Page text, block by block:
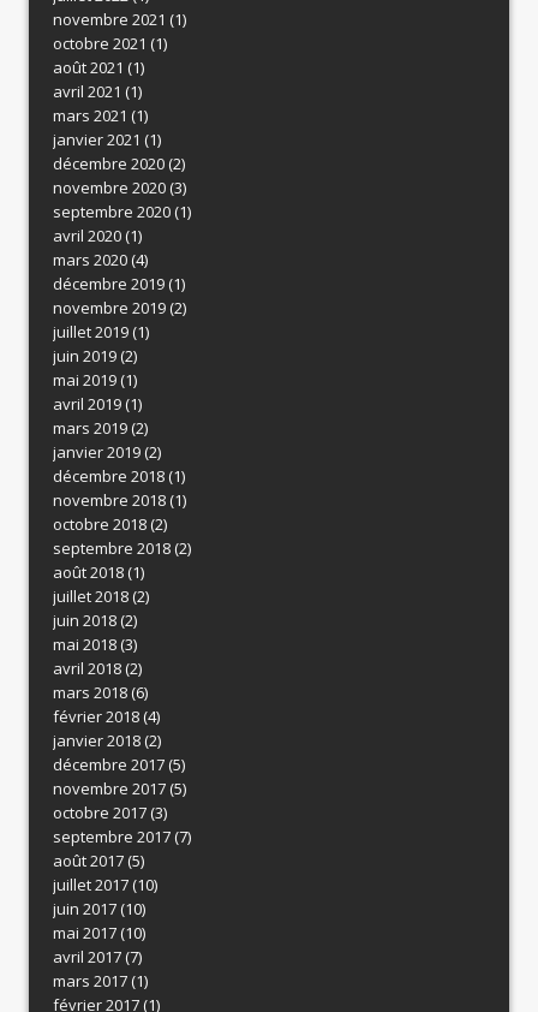
novembre 2021 (1)
octobre 2021 (1)
août 2021 (1)
avril 2021 (1)
mars 2021 (1)
janvier 2021 (1)
décembre 2020(2)
novembre 2020(3)
septembre 2020(1)
avril 2020(1)
mars 2020(4)
décembre 2019(1)
novembre 2019(2)
juillet 2019(1)
juin 2019(2)
mai 2019(1)
avril 2019(1)
mars 2019(2)
janvier 2019(2)
décembre 2018(1)
novembre 2018(1)
octobre 2018(2)
septembre 2018(2)
août 2018(1)
juillet 2018(2)
juin 2018(2)
mai 2018(3)
avril 2018(2)
mars 2018(6)
février 2018(4)
janvier 2018(2)
décembre 2017(5)
novembre 2017(5)
octobre 2017(3)
septembre 2017(7)
août 2017(5)
juillet 2017(10)
juin 2017(10)
mai 2017(10)
avril 2017(7)
mars 2017(1)
février 2017(1)